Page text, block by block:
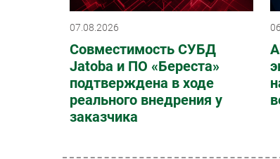
07.08.2026
Совместимость СУБД
Jatoba и ПО «Береста»
подтверждена в ходе
реального внедрения у
заказчика